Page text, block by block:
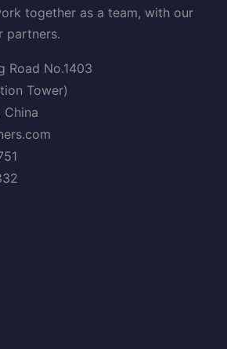
together as a team, with our
partners.
Road No.1403
Tower)
China